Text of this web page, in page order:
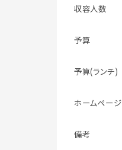
収容人数
予算
予算(ランチ)
ホームページ
備考